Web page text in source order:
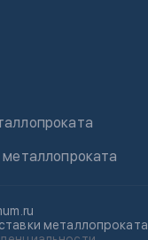
металлопроката